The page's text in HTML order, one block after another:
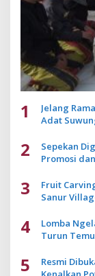
1
Jelang
Adat
2
Sepekan
Promosi
3
Fruit
Sanur
4
Lomba
Turun
5
Resmi